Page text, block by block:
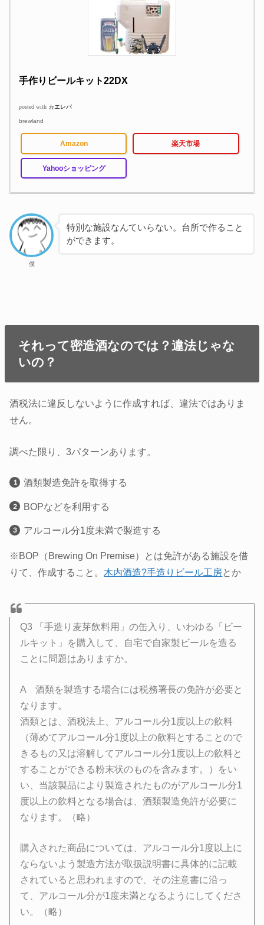
手作りビールキット22DX
posted with カエレバ
brewland
Amazon 楽天市場
Yahooショッピング
僕
特別な施設なんていらない。台所で作ること
ができます。
それって密造酒なのでは？違法じゃな
いの？
酒税法に違反しないように作成すれば、違法ではありま
せん。
調べた限り、3パターンあります。
酒類製造免許を取得する
BOPなどを利用する
アルコール分1度未満で製造する
※BOP（Brewing On Premise）とは免許がある施設を借
りて、作成すること。 木内酒造?手造りビール工房とか
Q3 「手造り麦芽飲料用」の缶入り、いわゆる「ビー
ルキット」を購入して、自宅で自家製ビールを造る
ことに問題はありますか。
A 酒類を製造する場合には税務署長の免許が必要と
なります。
酒類とは、酒税法上、アルコール分1度以上の飲料
（薄めてアルコール分1度以上の飲料とすることので
きるもの又は溶解してアルコール分1度以上の飲料と
することができる粉末状のものを含みます。）をい
い、当該製品により製造されたものがアルコール分1
度以上の飲料となる場合は、酒類製造免許が必要に
なります。（略）
購入された商品については、アルコール分1度以上に
ならないよう製造方法が取扱説明書に具体的に記載
されていると思われますので、その注意書に沿っ
て、アルコール分が1度未満となるようにしてくださ
い。（略）